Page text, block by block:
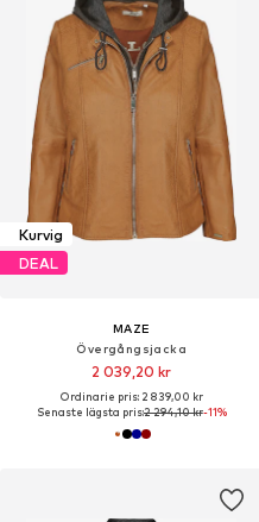
Kurvig
DEAL
MAZE
Övergångsjacka
2 039,20 kr
Ordinarie pris: 2 839,00 kr
Senaste lägsta pris:2 294,10 kr-11%